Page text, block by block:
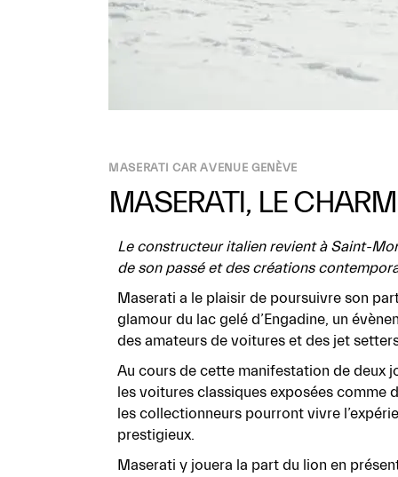
MASERATI CAR AVENUE GENÈVE
MASERATI, LE
Le constructeur italien revient à Saint-
de son passé et des créations
Maserati a le plaisir de poursuivre son
glamour du lac gelé d’Engadine, un
des amateurs de voitures et des jet
Au cours de cette manifestation de deux
les voitures classiques exposées comme
les collectionneurs pourront vivre
prestigieux.
Maserati y jouera la part du lion en